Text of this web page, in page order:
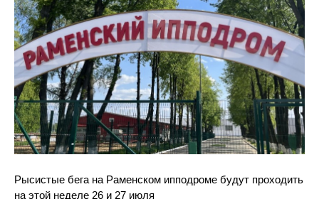
Рысистые бега на Раменском ипподроме будут проходить
на этой неделе 26 и 27 июля